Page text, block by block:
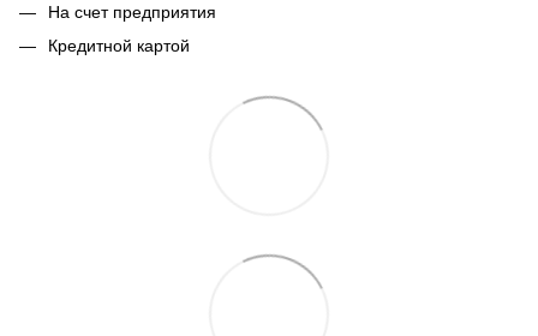
На счет предприятия
Кредитной картой